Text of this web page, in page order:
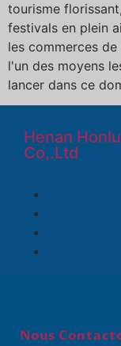
tourisme
festivals en plein
les commerces
l'un des moyens
lancer dans ce
Henan
Co,.Ltd
Nous